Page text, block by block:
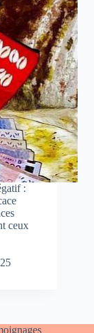
:
ceux